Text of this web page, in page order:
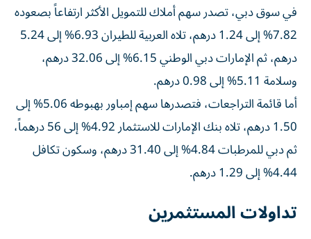
في سوق دبي، تصدر سهم أملاك للتمويل الأكثر ارتفاعاً بصعوده
7.82% إلى 1.24 درهم، تلاه العربية للطيران 6.93% إلى 5.24
درهم، ثم الإمارات دبي الوطني 6.15% إلى 32.06 درهم،
وسلامة 5.11% إلى 0.98 درهم.
أما قائمة التراجعات، فتصدرها سهم إمباور بهبوطه 5.06% إلى
1.50 درهم، تلاه بنك الإمارات للاستثمار 4.92% إلى 56 درهماً،
ثم دبي للمرطبات 4.84% إلى 31.40 درهم، وسكون تكافل
4.44% إلى 1.29 درهم.
تداولات المستثمرين